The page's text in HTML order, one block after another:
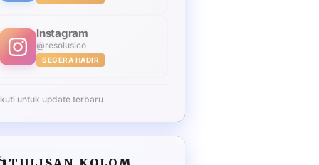
Instagram
@resolusico
SEGERA HADIR
untuk update terbaru